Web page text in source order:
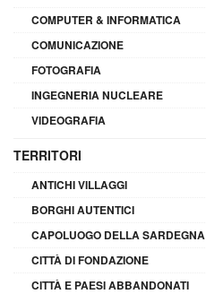
COMPUTER & INFORMATICA
COMUNICAZIONE
FOTOGRAFIA
INGEGNERIA NUCLEARE
VIDEOGRAFIA
TERRITORI
ANTICHI VILLAGGI
BORGHI AUTENTICI
CAPOLUOGO DELLA SARDEGNA
CITTÀ DI FONDAZIONE
CITTÀ E PAESI ABBANDONATI